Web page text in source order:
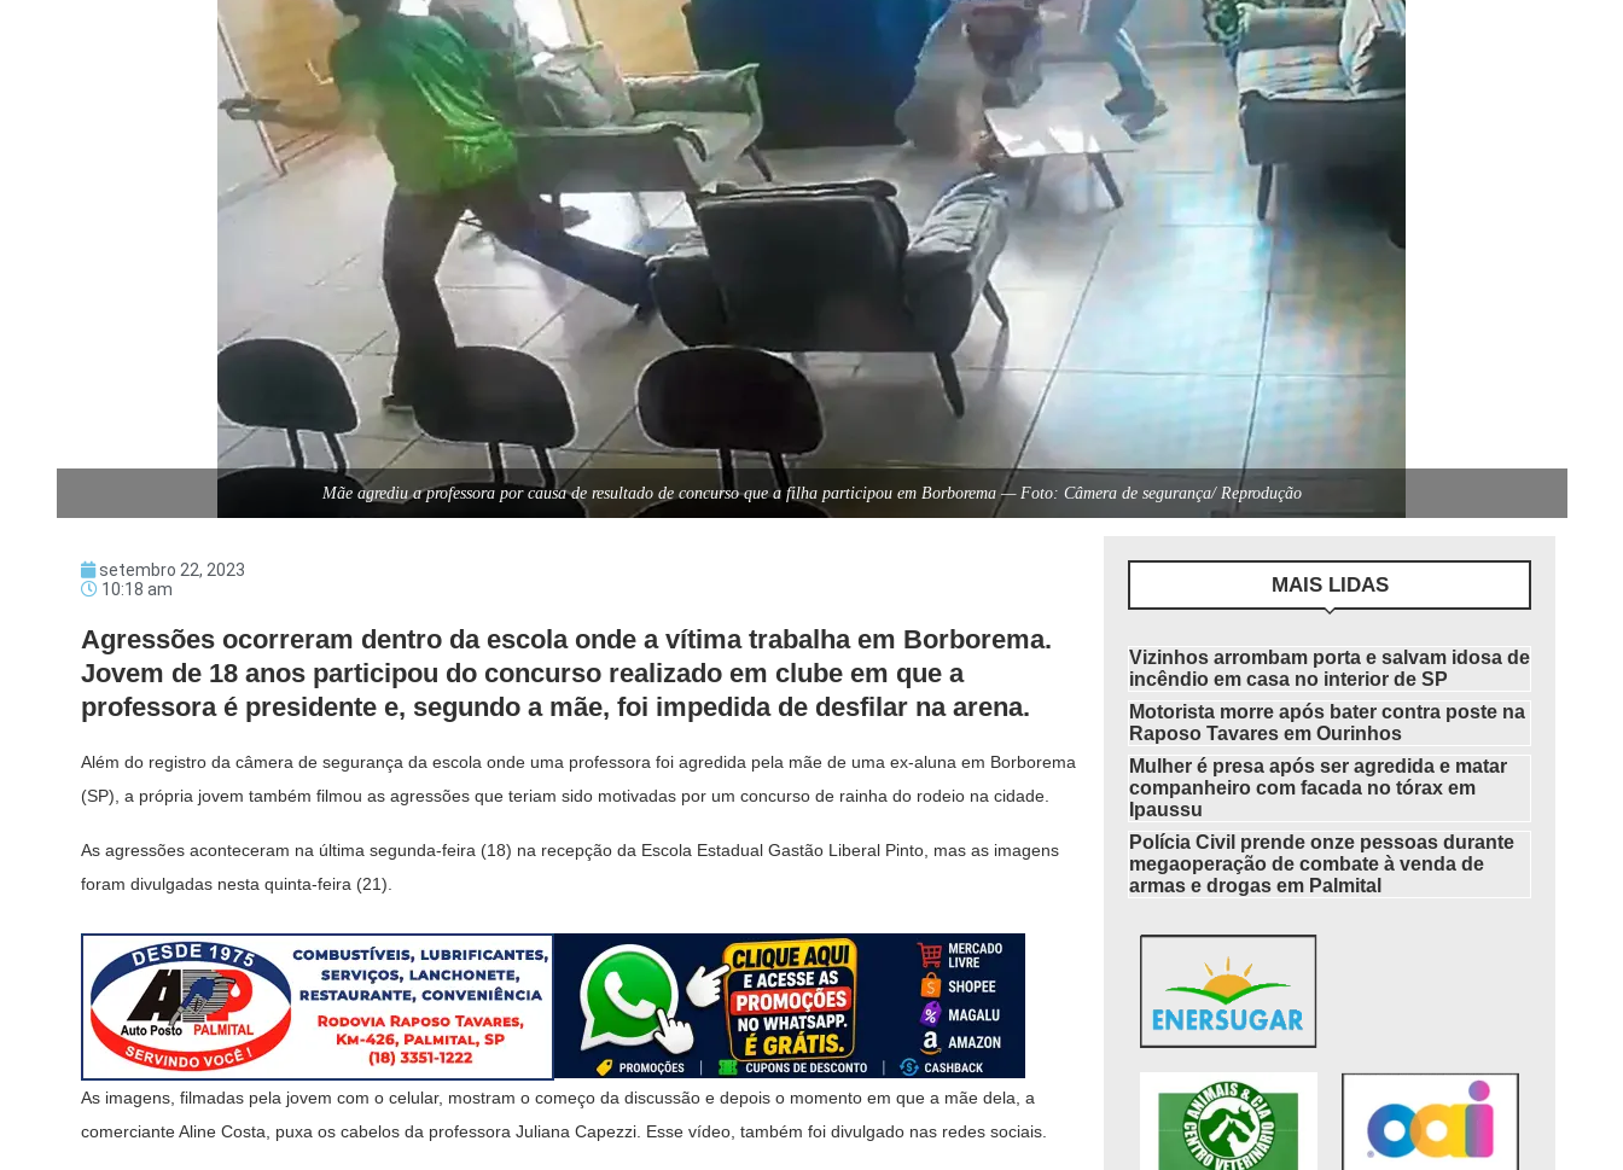
Mãe agrediu a professora por causa de resultado de concurso que a filha participou em Borborema — Foto: Câmera de segurança/ Reprodução
setembro 22, 2023
10:18 am
Agressões ocorreram dentro da escola onde a vítima trabalha em Borborema.
Jovem de 18 anos participou do concurso realizado em clube em que a
professora é presidente e, segundo a mãe, foi impedida de desfilar na arena.
Além do registro da câmera de segurança da escola onde uma professora foi agredida pela mãe de uma ex-aluna em Borborema
(SP), a própria jovem também filmou as agressões que teriam sido motivadas por um concurso de rainha do rodeio na cidade.
As agressões aconteceram na última segunda-feira (18) na recepção da Escola Estadual Gastão Liberal Pinto, mas as imagens
foram divulgadas nesta quinta-feira (21).
As imagens, filmadas pela jovem com o celular, mostram o começo da discussão e depois o momento em que a mãe dela, a
comerciante Aline Costa, puxa os cabelos da professora Juliana Capezzi. Esse vídeo, também foi divulgado nas redes sociais.
MAIS LIDAS
Vizinhos arrombam porta e salvam idosa de
incêndio em casa no interior de SP
Motorista morre após bater contra poste na
Raposo Tavares em Ourinhos
Mulher é presa após ser agredida e matar
companheiro com facada no tórax em
Ipaussu
Polícia Civil prende onze pessoas durante
megaoperação de combate à venda de
armas e drogas em Palmital